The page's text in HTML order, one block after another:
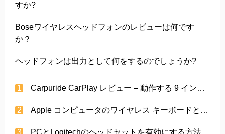
すか?
Boseワイヤレスヘッドフォンのレビューは何です
か？
ヘッドフォンは出力として何をするのでしょうか?
Carpuride CarPlay レビュー – 動作する 9 インチのワイヤレス CarPlay 画面!
Apple コンピュータのワイヤレス キーボードとマウスをオフにする必要がありますか?
PCとLogitechのヘッドセットを有効にする方法